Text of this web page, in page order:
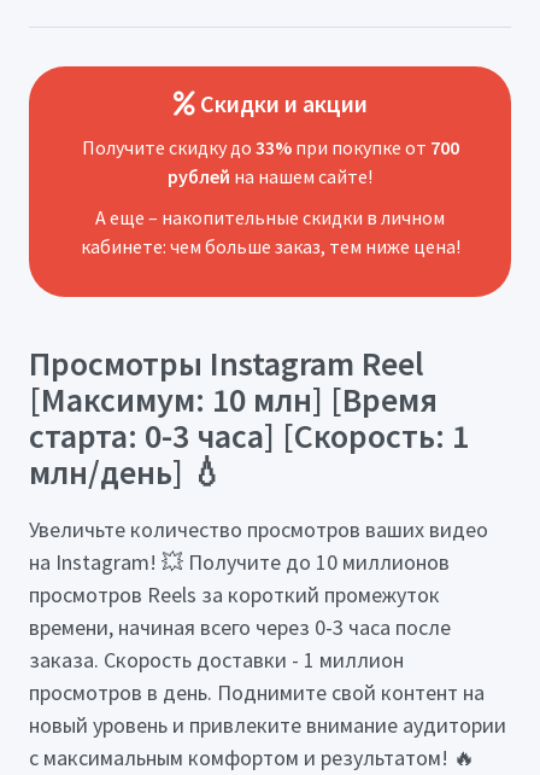
Скидки и акции
Получите скидку до 33%при покупке от 700
рублей на нашем сайте!
А еще – накопительные скидки в личном
кабинете: чем больше заказ, тем ниже цена!
Просмотры Instagram Reel
[Максимум: 10 млн] [Время
старта: 0-3 часа] [Скорость: 1
млн/день] 💧
Увеличьте количество просмотров ваших видео
на Instagram! 💥 Получите до 10 миллионов
просмотров Reels за короткий промежуток
времени, начиная всего через 0-3 часа после
заказа. Скорость доставки - 1 миллион
просмотров в день. Поднимите свой контент на
новый уровень и привлеките внимание аудитории
с максимальным комфортом и результатом! 🔥